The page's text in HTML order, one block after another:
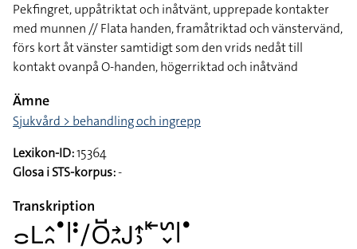
Pekfingret, uppåtriktat och inåtvänt, upprepade kontakter
med munnen // Flata handen, framåtriktad och vänstervänd,
förs kort åt vänster samtidigt som den vrids nedåt till
kontakt ovanpå O-handen, högerriktad och inåtvänd
Ämne
Sjukvård > behandling och ingrepp
Lexikon-ID:15364
Glosa i STS-korpus:-
Transkription
􌤌􌥈􌤵􌥘􌤟􌥼􌥻􌥠􌥆􌤹􌥔􌥘􌤢􌤴􌤶􌥩􌥲􌦀􌥼􌤟